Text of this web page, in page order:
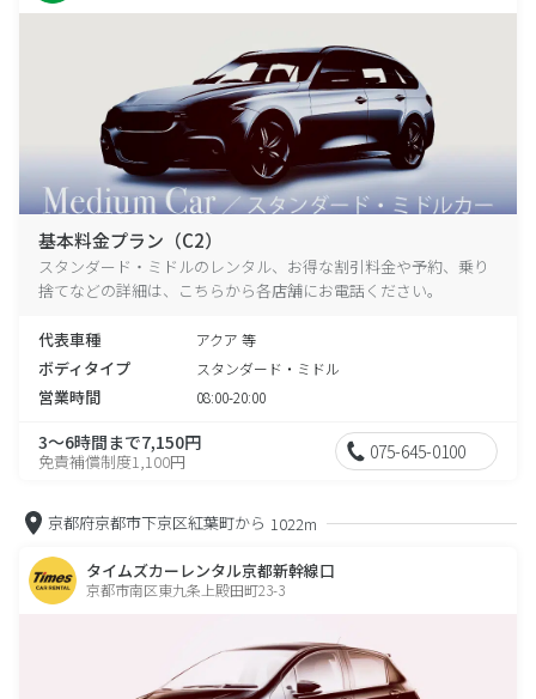
基本料金プラン（C2）
スタンダード・ミドルのレンタル、お得な割引料金や予約、乗り
捨てなどの詳細は、こちらから各店舗にお電話ください。
代表車種 アクア 等
ボディタイプ スタンダード・ミドル
営業時間 08:00-20:00
3～6時間まで7,150円
免責補償制度1,100円 075-645-0100
京都府京都市下京区紅葉町から 1022m
タイムズカーレンタル京都新幹線口
京都市南区東九条上殿田町23-3